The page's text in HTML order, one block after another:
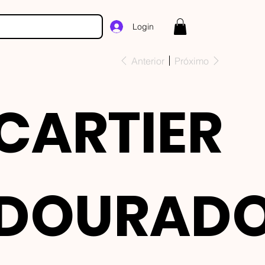
Login
Anterior Próximo